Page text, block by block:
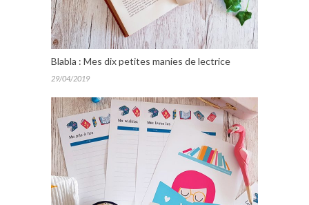
Blabla : Mes dix petites manies de lectrice
29/04/2019